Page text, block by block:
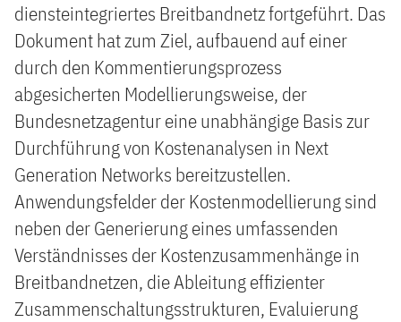
diensteintegriertes Breitbandnetz fortgeführt. Das
Dokument hat zum Ziel, aufbauend auf einer
durch den Kommentierungsprozess
abgesicherten Modellierungsweise, der
Bundesnetzagentur eine unabhängige Basis zur
Durchführung von Kostenanalysen in Next
Generation Networks bereitzustellen.
Anwendungsfelder der Kostenmodellierung sind
neben der Generierung eines umfassenden
Verständnisses der Kostenzusammenhänge in
Breitbandnetzen, die Ableitung effizienter
Zusammenschaltungsstrukturen, Evaluierung